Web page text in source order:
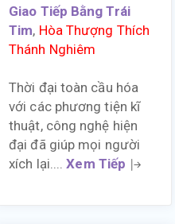
Giao Tiếp Bằng Trái
Tim, Hòa Thượng Thích
Thánh Nghiêm
Thời đại toàn cầu hóa
với các phương tiện kĩ
thuật, công nghệ hiện
đại đã giúp mọi người
xích lại....Xem Tiếp